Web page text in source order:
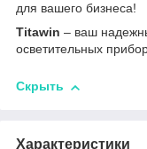
для вашего бизнеса!
Titawin – ваш
осветительных
Скрыть
Характеристики